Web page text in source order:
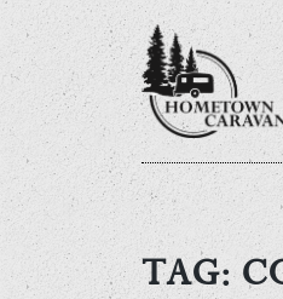
Skip
content
TAG: